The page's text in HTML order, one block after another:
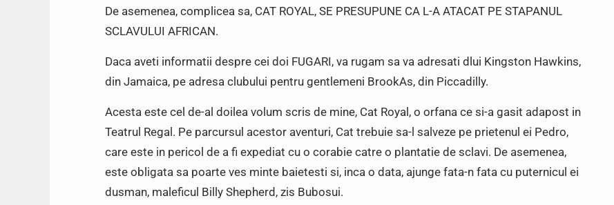
De asemenea, complicea sa, CAT ROYAL, SE PRESUPUNE CA L-A ATACAT PE STAPANUL
SCLAVULUI AFRICAN.
Daca aveti informatii despre cei doi FUGARI, va rugam sa va adresati dlui Kingston Hawkins,
din Jamaica, pe adresa clubului pentru gentlemeni BrookAs, din Piccadilly.
Acesta este cel de-al doilea volum scris de mine, Cat Royal, o orfana ce si-a gasit adapost in
Teatrul Regal. Pe parcursul acestor aventuri, Cat trebuie sa-l salveze pe prietenul ei Pedro,
care este in pericol de a fi expediat cu o corabie catre o plantatie de sclavi. De asemenea,
este obligata sa poarte ves minte baietesti si, inca o data, ajunge fata-n fata cu puternicul ei
dusman, maleficul Billy Shepherd, zis Bubosui.